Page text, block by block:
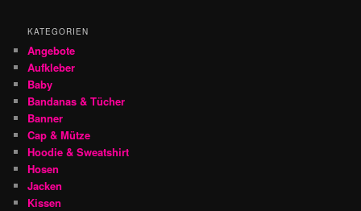
KATEGORIEN
Angebote
Aufkleber
Baby
Bandanas & Tücher
Banner
Cap & Mütze
Hoodie & Sweatshirt
Hosen
Jacken
Kissen